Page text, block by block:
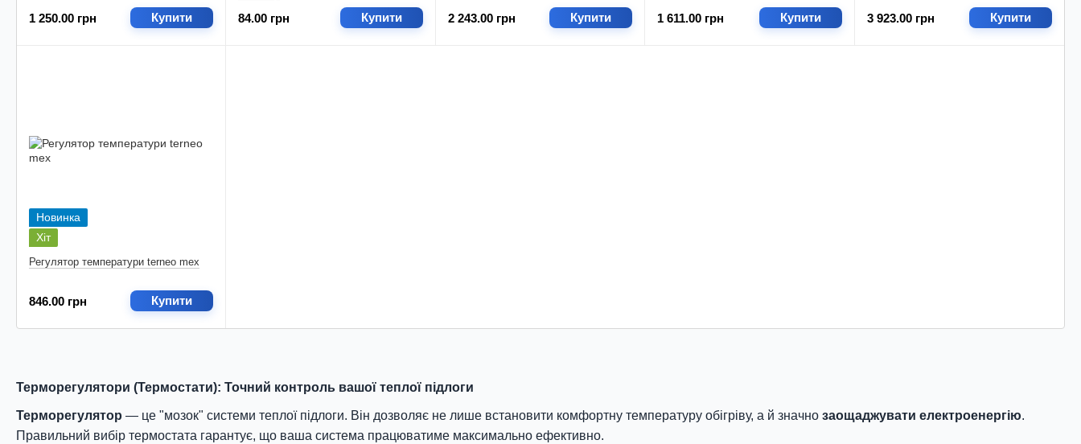
Терморегулятори (Термостати): Точний контроль вашої теплої підлоги
Терморегулятор — це "мозок" системи теплої підлоги. Він дозволяє не лише встановити комфортну температуру обігріву, а й значно заощаджувати електроенергію.
Правильний вибір термостата гарантує, що ваша система працюватиме максимально ефективно.
1 250.00 грн Купити 84.00 грн Купити 2 243.00 грн Купити 1 611.00 грн Купити 3 923.00 грн Купити
Новинка
Хіт
Регулятор температури terneo mex
846.00 грн Купити